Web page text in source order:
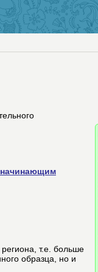
начинающим
т.е. больше
образца, но и